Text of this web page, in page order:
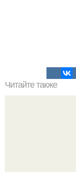
Читайте также